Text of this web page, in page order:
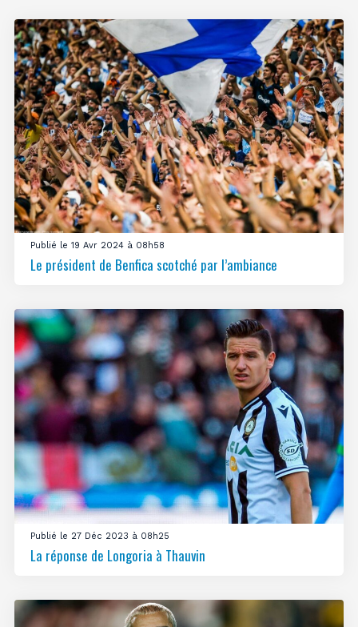
Publié le 19 Avr 2024 à 08h58
Le président de Benfica scotché par l’ambiance
Publié le 27 Déc 2023 à 08h25
La réponse de Longoria à Thauvin